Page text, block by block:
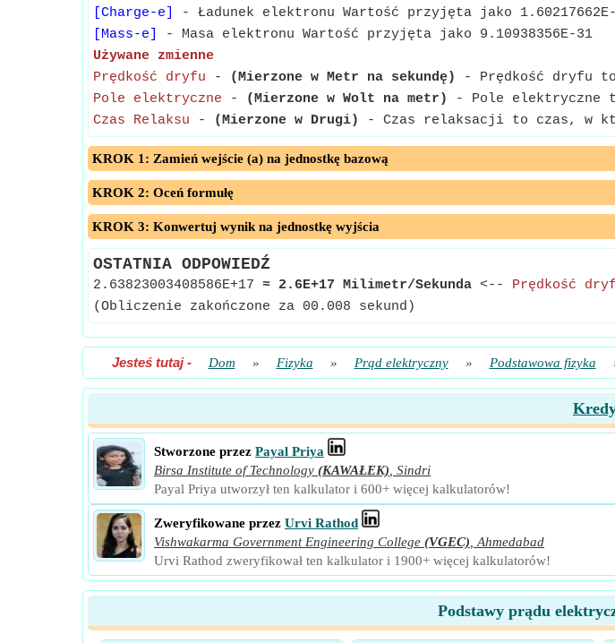
[Charge-e]
- Ładunek elektronu Wartość przyjęta jako
[Mass-e]
- Masa elektronu Wartość przyjęta jako 9.10938356E-31
Używane zmienne
Prędkość dryfu - (Mierzone w Metr na sekundę)
- Prędkość dryfu to
Pole elektryczne - (Mierzone w Wolt na metr)
- Pole elektryczne
Czas Relaksu - (Mierzone w Drugi) - Czas relaksacji to czas, w
KROK 1: Zamień wejście (a) na jednostkę bazową
KROK 2: Oceń formułę
KROK 3: Konwertuj wynik na jednostkę wyjścia
OSTATNIA ODPOWIEDŹ
2.63823003408586E+17 ≈ 2.6E+17 Milimetr/Sekunda <-- Prędkość
(Obliczenie zakończone za 00.008 sekund)
Jesteś tutaj- Dom » Fizyka » Prąd elektryczny » Podstawowa fizyka
Stworzone przez Payal Priya
Birsa Institute of Technology (KAWAŁEK) Sindri
Payal Priya utworzył ten kalkulator i 600+ więcej kalkulatorów!
Zweryfikowane przez Urvi Rathod
Vishwakarma Government Engineering College (VGEC) Ahmedabad
Urvi Rathod zweryfikował ten kalkulator i 1900+ więcej kalkulatorów!
Podstawy prądu